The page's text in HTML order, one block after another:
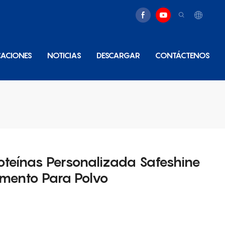
NOTICIAS DESCARGAR CONTÁCTENOS
Personalizada Safeshine
Para Polvo